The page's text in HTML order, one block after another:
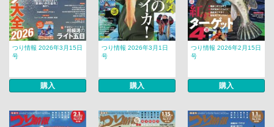
つり情報 2026年3月15日
号
購入
つり情報 2026年3月1日
号
購入
つり情報 2026年2月15日
号
購入